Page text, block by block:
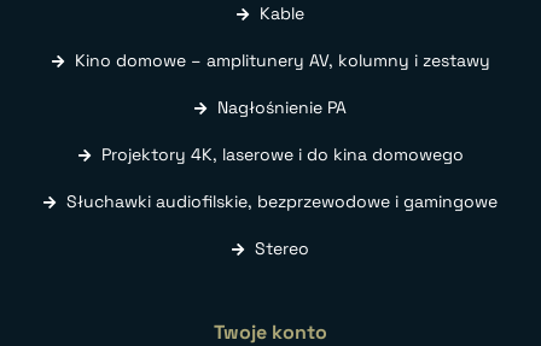
Kable
Kino domowe – amplitunery AV, kolumny i zestawy
Nagłośnienie PA
Projektory 4K, laserowe i do kina domowego
Słuchawki audiofilskie, bezprzewodowe i gamingowe
Stereo
Twoje konto